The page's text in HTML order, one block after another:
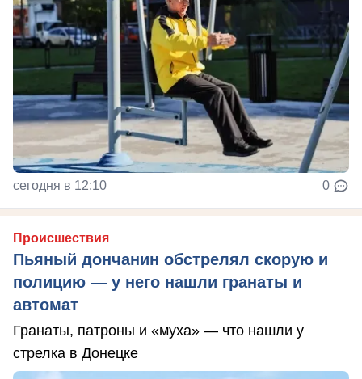
сегодня в 12:10 0
Происшествия
Пьяный дончанин обстрелял скорую и
полицию — у него нашли гранаты и
автомат
Гранаты, патроны и «муха» — что нашли у
стрелка в Донецке